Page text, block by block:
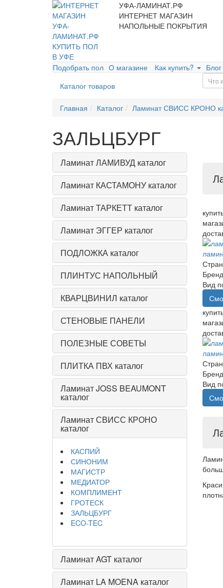
УФА-ЛАМИНАТ.РФ
ИНТЕРНЕТ МАГАЗИН
НАПОЛЬНЫЕ ПОКРЫТИЯ
Подобрать пол О магазине Как купить? Блог
Каталог товаров
Главная Каталог Ламинат СВИСС КРОНО
ЗАЛЬЦБУРГ
Ламинат ЛАМИВУД каталог
Ламинат КАСТАМОНУ каталог
Ламинат ТАРКЕТТ каталог
Ламинат ЭГГЕР каталог
ПОДЛОЖКА каталог
ПЛИНТУС НАПОЛЬНЫЙ
КВАРЦВИНИЛ каталог
СТЕНОВЫЕ ПАНЕЛИ
ПОЛЕЗНЫЕ СОВЕТЫ
ПЛИТКА ПВХ каталог
Ламинат JOSS BEAUMONT
каталог
Ламинат СВИСС КРОНО
каталог
КАСПИЙ
СИНОНИМ
МАГИСТР
МЕДИАТОР
КОМПЛИМЕНТ
ГРОТЕСК
ЗАЛЬЦБУРГ
ECO-TEC
Ламинат AGT каталог
Ламинат LA MOENA каталог
Вид
Вид